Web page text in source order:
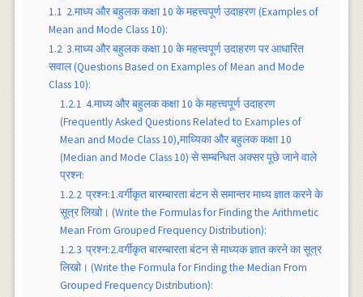
1.1 2.माध्य और बहुलक कक्षा 10 के महत्त्वपूर्ण उदाहरण (Examples of
Mean and Mode Class 10):
1.2 3.माध्य और बहुलक कक्षा 10 के महत्त्वपूर्ण उदाहरण पर आधारित
सवाल (Questions Based on Examples of Mean and Mode
Class 10):
1.2.1 4.माध्य और बहुलक कक्षा 10 के महत्त्वपूर्ण उदाहरण
(Frequently Asked Questions Related to Examples of
Mean and Mode Class 10),माध्यिका और बहुलक कक्षा 10
(Median and Mode Class 10) से सम्बन्धित अक्सर पूछे जाने वाले
प्रश्न:
1.2.2 प्रश्न:1.वर्गीकृत बारम्बारता बंटन से समान्तर माध्य ज्ञात करने के
सूत्र लिखो। (Write the Formulas for Finding the Arithmetic
Mean From Grouped Frequency Distribution):
1.2.3 प्रश्न:2.वर्गीकृत बारम्बारता बंटन से माध्यक ज्ञात करने का सूत्र
लिखो। (Write the Formula for Finding the Median From
Grouped Frequency Distribution):